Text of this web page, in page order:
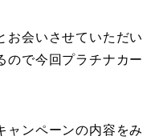
お会いさせていただい
ので今回プラチナカー
ャンペーンの内容をみ